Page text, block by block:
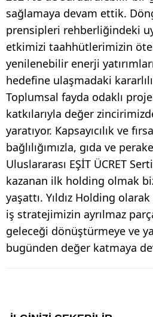
sağlamaya devam ettik.
prensipleri rehberliğindeki
etkimizi taahhütlerimizin
yenilenebilir enerji
hedefine ulaşmadaki
Toplumsal fayda odaklı
katkılarıyla değer
yaratıyor. Kapsayıcılık ve
bağlılığımızla, gıda ve
Uluslararası EŞİT ÜCRET
kazanan ilk holding olmak
yaşattı. Yıldız Holding
iş stratejimizin ayrılmaz
geleceği dönüştürmeye ve
bugünden değer katmaya